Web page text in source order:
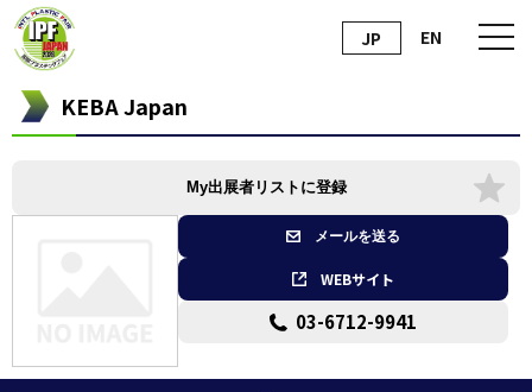
JP EN
KEBA Japan
My出展者リストに登録
メールを送る
WEBサイト
03-6712-9941